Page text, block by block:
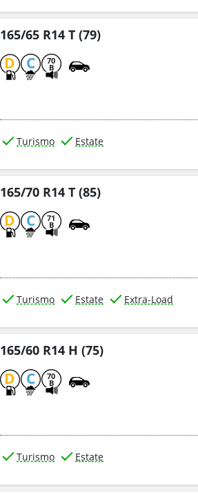
165/65 R14 T (79)
D C 70
B
Turismo Estate
165/70 R14 T (85)
D C 71
B
Turismo Estate Extra-Load
165/60 R14 H (75)
D C 70
B
Turismo Estate